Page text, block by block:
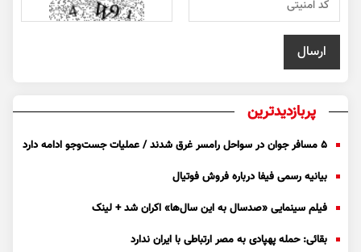
پربازدیدترین
۵ مسافر جوان در سواحل رامسر غرق شدند / عملیات جست‌و‌جو ادامه دارد
بیانیه رسمی فیفا درباره فروش فوتیال
فیلم سینمایی «صدسال به این سال‌ها» اکران شد + لینک
بقائی: حمله پهپادی به مصر ارتباطی با ایران ندارد